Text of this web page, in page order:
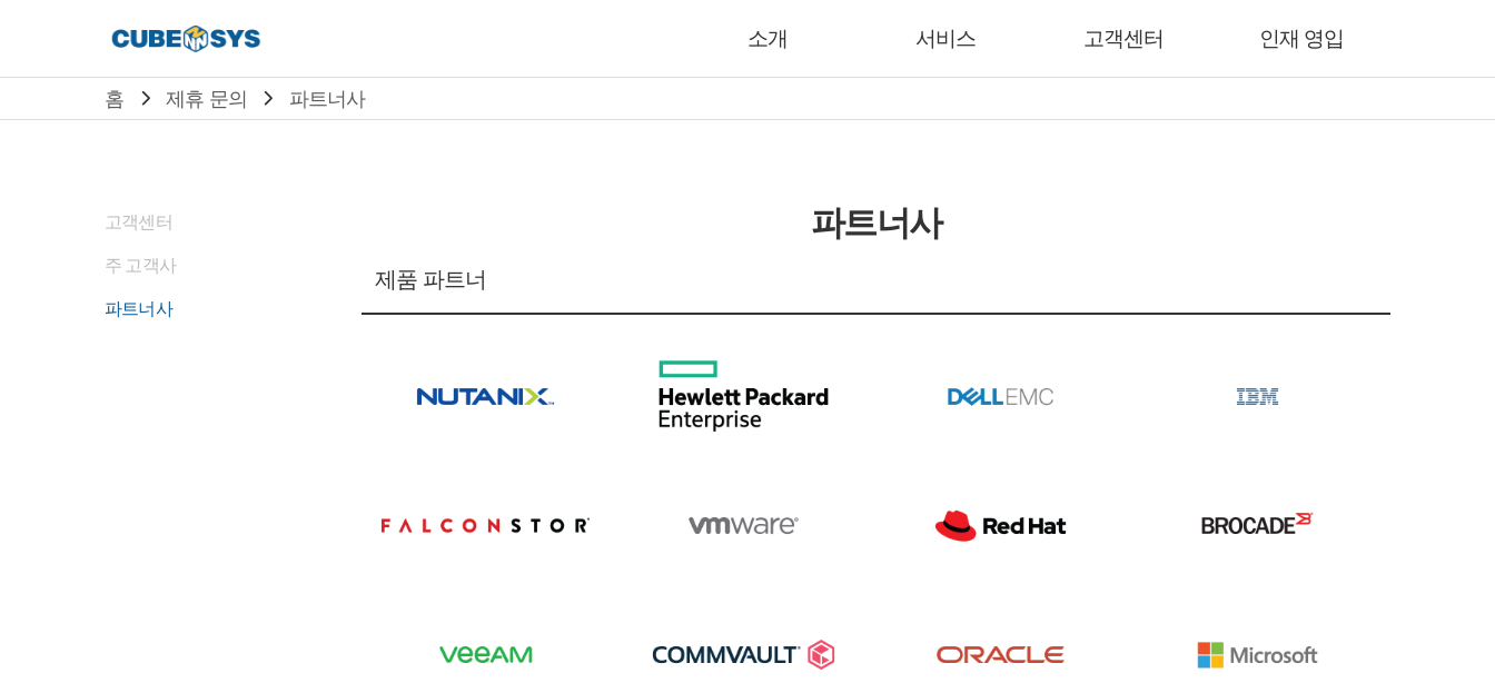
소개 서비스 고객센터 인재 영입
홈 제휴 문의 파트너사
고객센터
주 고객사
파트너사
파트너사
제품 파트너